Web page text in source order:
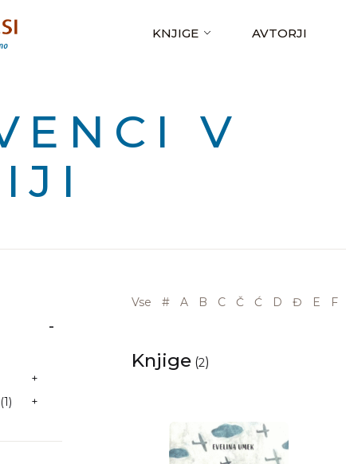
KNJIGE AVTORJI
V
-
+
(1) +
Vse # A B C Č Ć D Đ E F
Knjige (2)